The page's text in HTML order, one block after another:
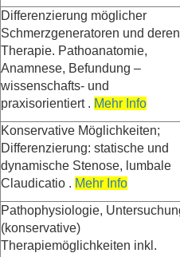
Differenzierung möglicher
Schmerzgeneratoren und deren
Therapie. Pathoanatomie,
Anamnese, Befundung –
wissenschafts- und
praxisorientiert . Mehr Info
Konservative Möglichkeiten;
Differenzierung: statische und
dynamische Stenose, lumbale
Claudicatio . Mehr Info
Pathophysiologie,
(konservative)
Therapiemöglichkeiten inkl.